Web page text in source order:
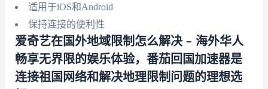
适用于iOS和Android
保持连接的便利性
爱奇艺在国外地域限制怎么解决 – 海外华人
畅享无界限的娱乐体验，番茄回国加速器是
连接祖国网络和解决地理限制问题的理想选